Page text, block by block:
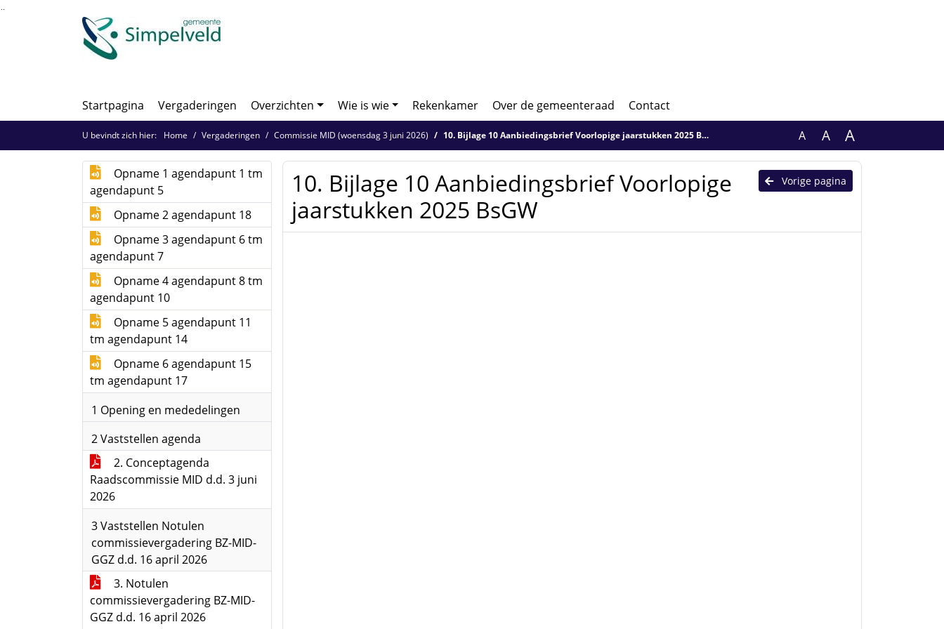
Ga naar de inhoud van deze pagina
Ga naar het zoeken
Ga naar het menu
Startpagina Vergaderingen Overzichten Wie is wie Rekenkamer Over de gemeenteraad Contact
U bevindt zich hier: Home Vergaderingen Commissie MID (woensdag 3 juni 2026) 10. Bijlage 10 Aanbiedingsbrief Voorlopige jaarstukken 2025 BsGW A A A
Opname 1 agendapunt 1 tm
agendapunt 5
Opname 2 agendapunt 18
Opname 3 agendapunt 6 tm
agendapunt 7
Opname 4 agendapunt 8 tm
agendapunt 10
Opname 5 agendapunt 11
tm agendapunt 14
Opname 6 agendapunt 15
tm agendapunt 17
1 Opening en mededelingen
2 Vaststellen agenda
2. Conceptagenda
Raadscommissie MID d.d. 3 juni
2026
3 Vaststellen Notulen
commissievergadering BZ-MID-
GGZ d.d. 16 april 2026
3. Notulen
commissievergadering BZ-MID-
GGZ d.d. 16 april 2026
Vorige pagina
10. Bijlage 10 Aanbiedingsbrief Voorlopige
jaarstukken 2025 BsGW